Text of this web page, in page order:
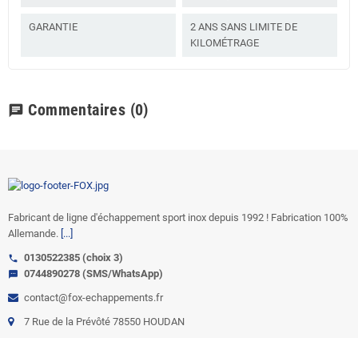
GARANTIE
2 ANS SANS LIMITE DE
KILOMÉTRAGE
chat Commentaires (0)
Fabricant de ligne d'échappement sport inox depuis 1992 ! Fabrication 100%
Allemande. [...]
call 0130522385 (choix 3)
sms
0744890278 (SMS/WhatsApp)
contact@fox-echappements.fr
7 Rue de la Prévôté 78550 HOUDAN